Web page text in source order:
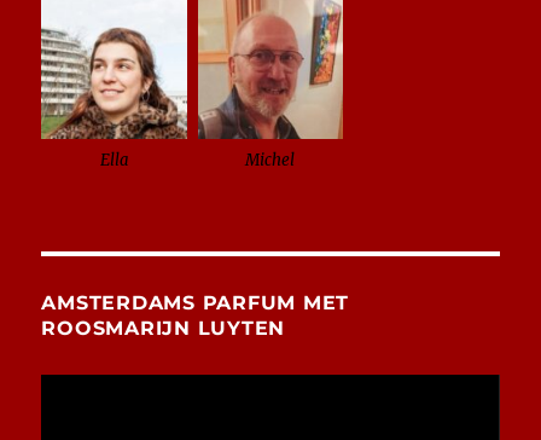
Ella Michel
AMSTERDAMS PARFUM MET
ROOSMARIJN LUYTEN